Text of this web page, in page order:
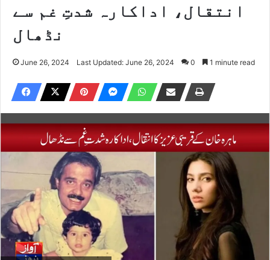
انتقال، اداکارہ شدتِ غم سے
نڈھال
June 26, 2024 Last Updated: June 26, 2024 0 1 minute read